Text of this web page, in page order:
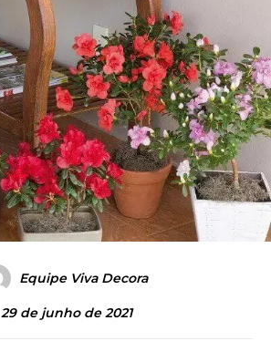
Equipe Viva Decora
29 de junho de 2021